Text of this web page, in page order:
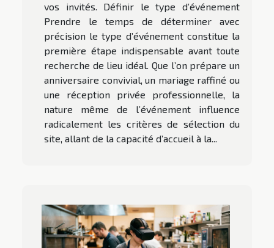
vos invités. Définir le type d’événement
Prendre le temps de déterminer avec
précision le type d’événement constitue la
première étape indispensable avant toute
recherche de lieu idéal. Que l’on prépare un
anniversaire convivial, un mariage raffiné ou
une réception privée professionnelle, la
nature même de l’événement influence
radicalement les critères de sélection du
site, allant de la capacité d’accueil à la...